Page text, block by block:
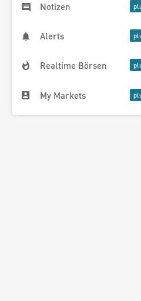
Notizen
Alerts
Realtime Börsen
My Markets